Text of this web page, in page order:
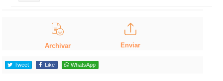
Archivar Enviar
Tweet Like WhatsApp